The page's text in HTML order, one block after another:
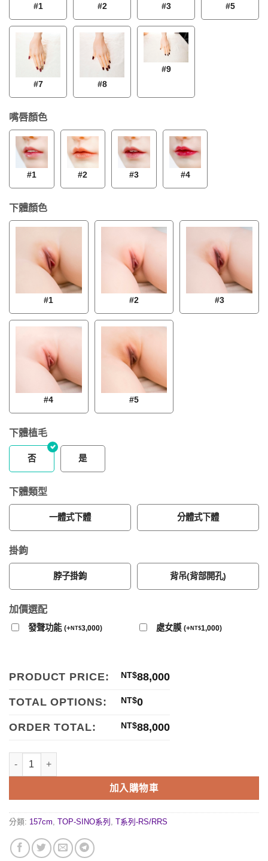
#1 #2 #3 #5
#7 #8
#9
嘴唇顏色
#1 #2 #3 #4
下體顏色
#1 #2 #3
#4 #5
下體植毛
否 是
下體類型
一體式下體 分體式下體
掛鉤
脖子掛鉤 背吊(背部開孔)
加價選配
發聲功能 (+NT$3,000) 處女膜 (+NT$1,000)
PRODUCT PRICE: NT$88,000
TOTAL OPTIONS: NT$0
ORDER TOTAL: NT$88,000
加入購物車
分類: 157cm TOP-SINO系列 T系列-RS/RRS